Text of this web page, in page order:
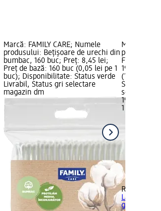
Marcă: FAMILY CARE; Numele
produsului: Bețișoare de urechi din
bumbac, 160 buc; Preț: 8,45 lei;
Preț de bază: 160 buc (0,05 lei pe 1
buc); Disponibilitate: Status verde
Livrabil, Status gri selectare
magazin dm
Marcă:
produsului:
Finish 705
19,95 lei;
(19,95 lei
Status
selectare
19,95 lei
1 buc
RIMMEL
Lasting
g